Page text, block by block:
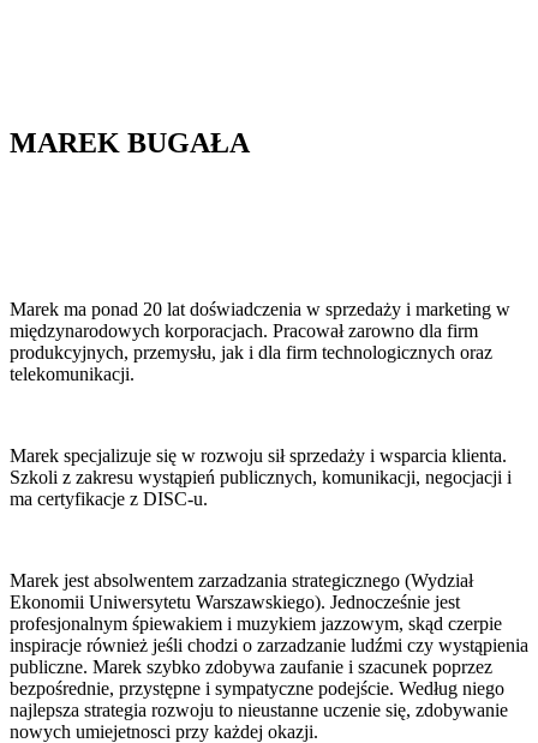
MAREK BUGAŁA
Marek ma ponad 20 lat doświadczenia w sprzedaży i marketing w
międzynarodowych korporacjach. Pracował zarowno dla firm
produkcyjnych, przemysłu, jak i dla firm technologicznych oraz
telekomunikacji.
Marek specjalizuje się w rozwoju sił sprzedaży i wsparcia klienta.
Szkoli z zakresu wystąpień publicznych, komunikacji, negocjacji i
ma certyfikacje z DISC-u.
Marek jest absolwentem zarzadzania strategicznego (Wydział
Ekonomii Uniwersytetu Warszawskiego). Jednocześnie jest
profesjonalnym śpiewakiem i muzykiem jazzowym, skąd czerpie
inspiracje również jeśli chodzi o zarzadzanie ludźmi czy wystąpienia
publiczne. Marek szybko zdobywa zaufanie i szacunek poprzez
bezpośrednie, przystępne i sympatyczne podejście. Według niego
najlepsza strategia rozwoju to nieustanne uczenie się, zdobywanie
nowych umiejetnosci przy każdej okazji.